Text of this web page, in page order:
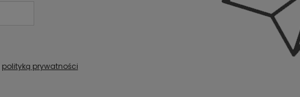
polityką prywatności